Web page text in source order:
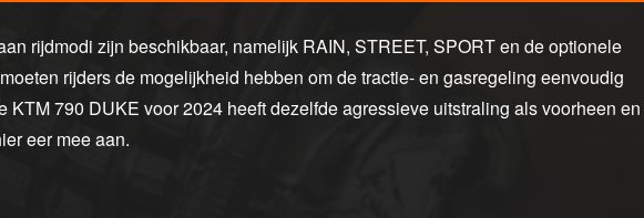
rijdmodi zijn beschikbaar, namelijk RAIN, STREET, SPORT en de optionele
rijders de mogelijkheid hebben om de tractie- en gasregeling eenvoudig
KTM 790 DUKE voor 2024 heeft dezelfde agressieve uitstraling als voorheen en
eer mee aan.